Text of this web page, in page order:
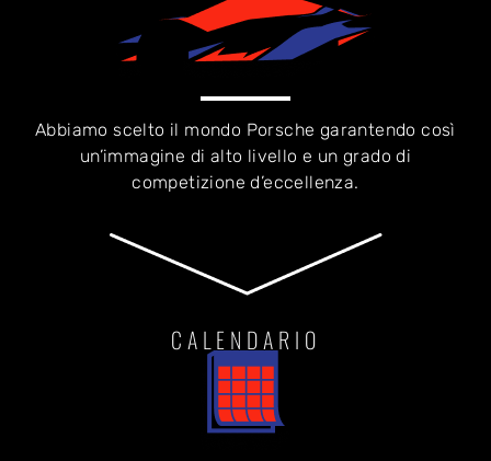
Abbiamo scelto il mondo Porsche garantendo così
un’immagine di alto livello e un grado di
competizione d’eccellenza.
CALENDARIO